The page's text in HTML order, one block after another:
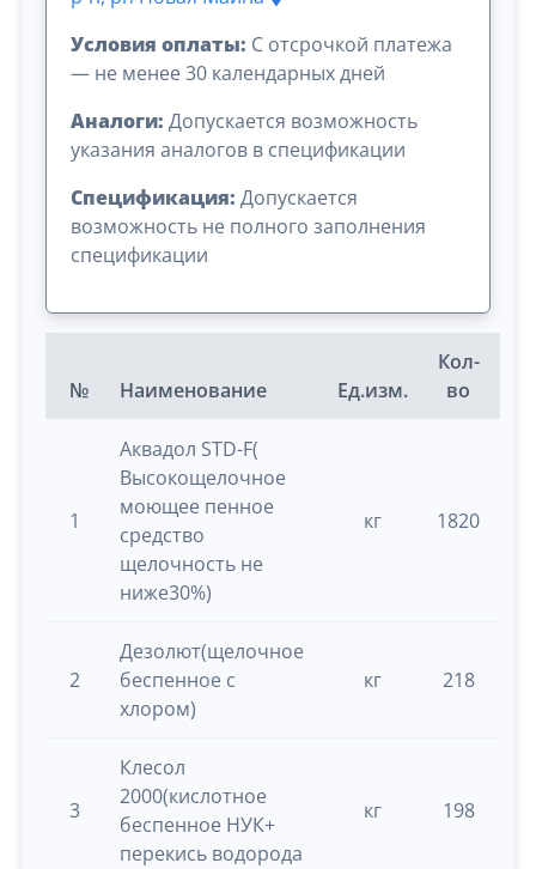
Условия оплаты: C отсрочкой платежа
— не менее 30 календарных дней
Аналоги: Допускается возможность
указания аналогов в спецификации
Спецификация: Допускается
возможность не полного заполнения
спецификации
№ Наименование Ед.изм.
Кол-
во
1
Аквадол STD-F(
Высокощелочное
моющее пенное
средство
щелочность не
ниже30%)
кг 1820
2
Дезолют(щелочное
беспенное с
хлором)
кг 218
3
Клесол
2000(кислотное
беспенное НУК+
перекись водорода
кг 198